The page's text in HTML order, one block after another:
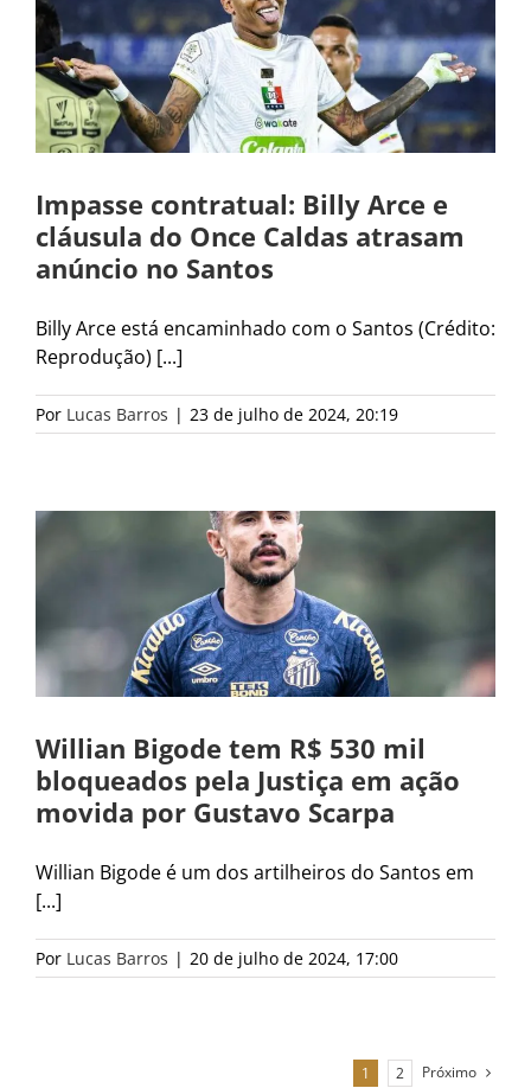
Impasse contratual: Billy Arce e
cláusula do Once Caldas atrasam
anúncio no Santos
Billy Arce está encaminhado com o Santos (Crédito:
Reprodução) [...]
Por Lucas Barros | 23 de julho de 2024, 20:19
Willian Bigode tem R$ 530 mil
bloqueados pela Justiça em ação
movida por Gustavo Scarpa
Willian Bigode é um dos artilheiros do Santos em
[...]
Por Lucas Barros | 20 de julho de 2024, 17:00
1 2 Próximo